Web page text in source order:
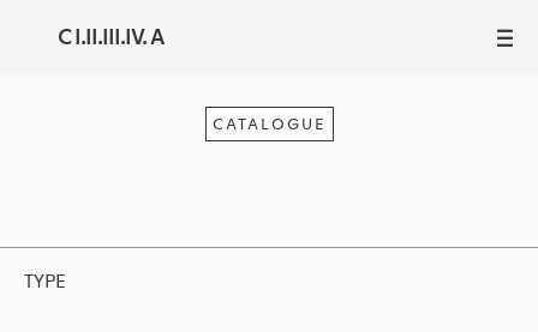
C I.II.III.IV. A III
CATALOGUE
TYPE